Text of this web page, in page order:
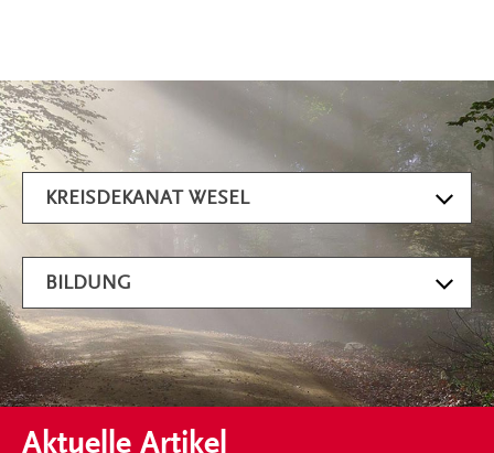
Aktuelle Artikel
Artikel filtern
KREISDEKANAT WESEL
BILDUNG